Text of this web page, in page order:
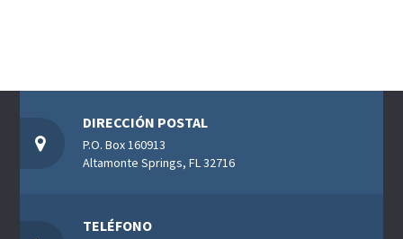
DIRECCIÓN POSTAL
P.O. Box 160913
Altamonte Springs, FL 32716
TELÉFONO